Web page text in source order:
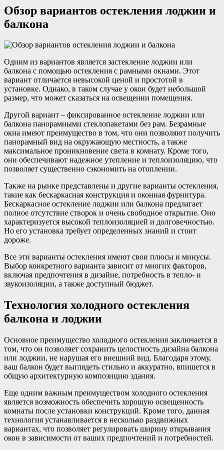
Обзор вариантов остекления лоджии и
балкона
Одним из вариантов является застекление лоджии или
балкона с помощью остекления с рамными окнами. Этот
вариант отличается невысокой ценой и простотой в
установке. Однако, в таком случае у окон будет небольшой
размер, что может сказаться на освещении помещения.
Другой вариант – фиксированное остекление лоджии или
балкона панорамными стеклопакетами без рам. Безрамные
окна имеют преимущество в том, что они позволяют получить
панорамный вид на окружающую местность, а также
максимальное проникновение света в комнату. Кроме того,
они обеспечивают надежное утепление и теплоизоляцию, что
позволяет существенно сэкономить на отоплении.
Также на рынке представлены и другие варианты остекления,
такие как бескаркасная конструкция и оконная фурнитура.
Бескаркасное остекление лоджии или балкона предлагает
полное отсутствие створок и очень свободное открытие. Оно
характеризуется высокой теплоизоляцией и долговечностью.
Но его установка требует определенных знаний и стоит
дороже.
Все эти варианты остекления имеют свои плюсы и минусы.
Выбор конкретного варианта зависит от многих факторов,
включая предпочтения в дизайне, потребность в тепло- и
звукоизоляции, а также доступный бюджет.
Технология холодного остекления
балкона и лоджии
Основное преимущество холодного остекления заключается в
том, что он позволяет сохранить целостность дизайна балкона
или лоджии, не нарушая его внешний вид. Благодаря этому,
ваш балкон будет выглядеть стильно и аккуратно, впишется в
общую архитектурную композицию здания.
Еще одним важным преимуществом холодного остекления
является возможность обеспечить хорошую освещенность
комнаты после установки конструкций. Кроме того, данная
технология устанавливается в несколько раздвижных
вариантах, что позволяет регулировать ширину открывания
окон в зависимости от ваших предпочтений и потребностей.